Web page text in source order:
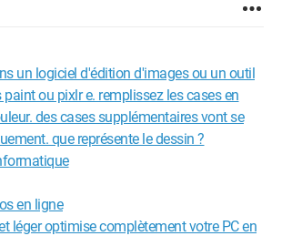
un logiciel d'édition d'images ou un outil
ou pixlr e. remplissez les cases en
des cases supplémentaires vont se
que représente le dessin ?
en ligne
léger optimise complètement votre PC en